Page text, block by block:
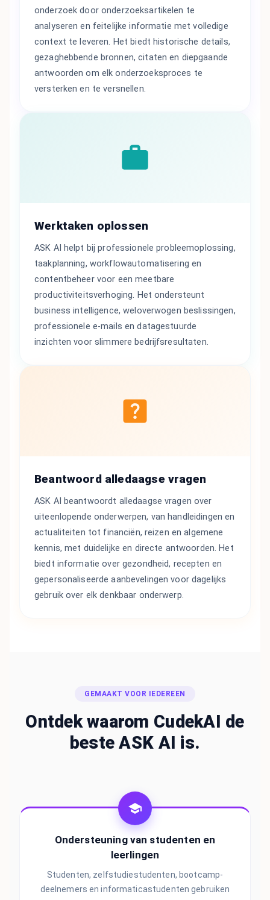
onderzoek door onderzoeksartikelen te
analyseren en feitelijke informatie met volledige
context te leveren. Het biedt historische details,
gezaghebbende bronnen, citaten en diepgaande
antwoorden om elk onderzoeksproces te
versterken en te versnellen.
Werktaken oplossen
ASK AI helpt bij professionele probleemoplossing,
taakplanning, workflowautomatisering en
contentbeheer voor een meetbare
productiviteitsverhoging. Het ondersteunt
business intelligence, weloverwogen beslissingen,
professionele e-mails en datagestuurde
inzichten voor slimmere bedrijfsresultaten.
Beantwoord alledaagse vragen
ASK AI beantwoordt alledaagse vragen over
uiteenlopende onderwerpen, van handleidingen en
actualiteiten tot financiën, reizen en algemene
kennis, met duidelijke en directe antwoorden. Het
biedt informatie over gezondheid, recepten en
gepersonaliseerde aanbevelingen voor dagelijks
gebruik over elk denkbaar onderwerp.
GEMAAKT VOOR IEDEREEN
Ontdek waarom CudekAI de
beste ASK AI is.
Ondersteuning van studenten en
leerlingen
Studenten, zelfstudiestudenten, bootcamp-
deelnemers en informaticastudenten gebruiken